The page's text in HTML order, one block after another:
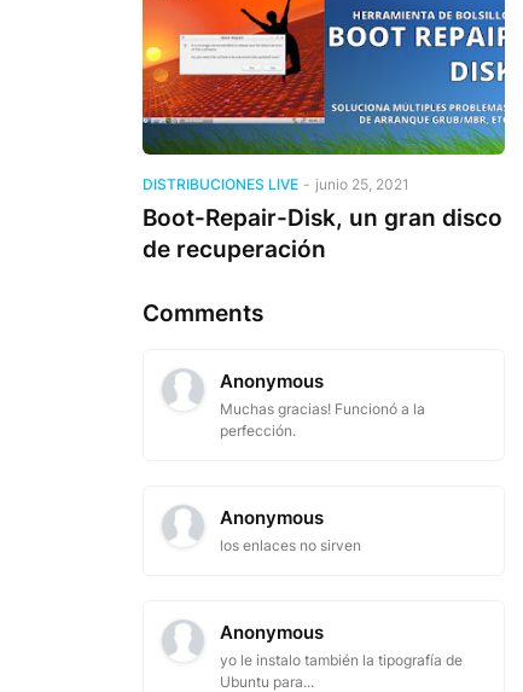
DISTRIBUCIONES LIVE - junio 25, 2021
Boot-Repair-Disk, un gran disco
de recuperación
Comments
Anonymous
Muchas gracias! Funcionó a la
perfección.
Anonymous
los enlaces no sirven
Anonymous
yo le instalo también la tipografía de
Ubuntu para...